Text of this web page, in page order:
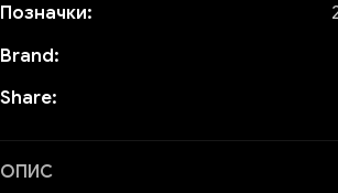
Позначки:
Brand:
Share:
ОПИС